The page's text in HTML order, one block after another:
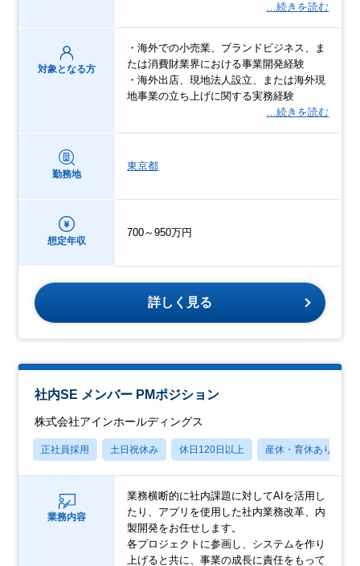
…続きを読む
対象となる方
・海外での小売業、ブランドビジネス、ま
たは消費財業界における事業開発経験
・海外出店、現地法人設立、または海外現
地事業の立ち上げに関する実務経験
…続きを読む
勤務地
東京都
想定年収
700～950万円
詳しく見る
社内SE メンバー PMポジション
株式会社アインホールディングス
正社員採用 土日祝休み 休日120日以上 産休・育休あり
業務内容
業務横断的に社内課題に対してAIを活用し
たり、アプリを使用した社内業務改革、内
製開発をお任せします。
各プロジェクトに参画し、システムを作り
上げると共に、事業の成長に責任をもって